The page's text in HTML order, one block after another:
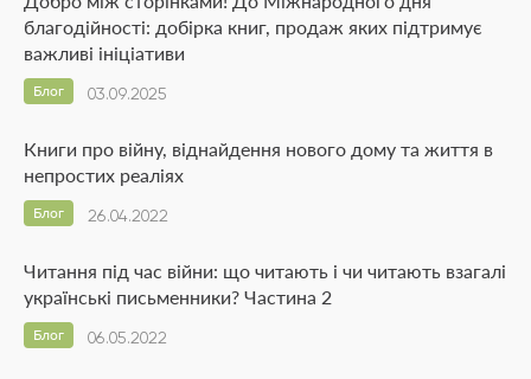
благодійності: добірка книг, продаж яких підтримує
важливі ініціативи
03.09.2025
Блог
Книги про війну, віднайдення нового дому та життя в
непростих реаліях
26.04.2022
Блог
Читання під час війни: що читають і чи читають взагалі
українські письменники? Частина 2
06.05.2022
Блог